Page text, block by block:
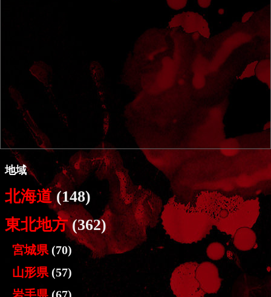
地域
北海道(148)
東北地方(362)
宮城県 (70)
山形県 (57)